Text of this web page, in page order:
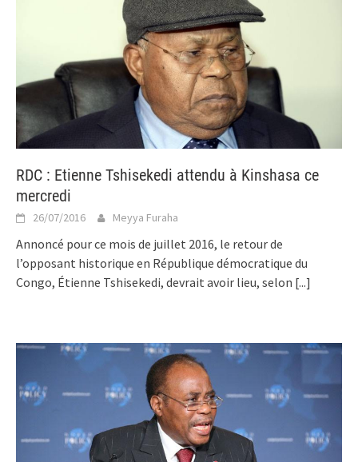
RDC : Etienne Tshisekedi attendu à Kinshasa ce
mercredi
26/07/2016 Meyya Furaha
Annoncé pour ce mois de juillet 2016, le retour de
l’opposant historique en République démocratique du
Congo, Étienne Tshisekedi, devrait avoir lieu, selon [...]